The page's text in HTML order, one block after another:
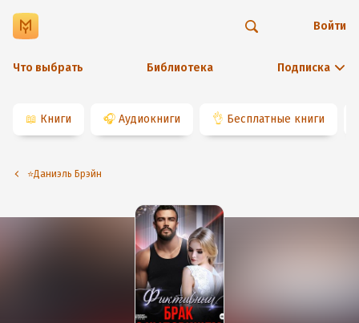
Что выбрать Библиотека Подписка
Войти
📖 Книги 🎧 Аудиокниги 👌 Бесплатные книги
⭐️Даниэль Брэйн